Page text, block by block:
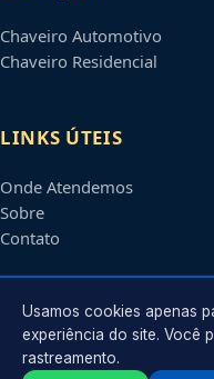
Chaveiro Automotivo
Chaveiro Residencial
LINKS ÚTEIS
Onde Atendemos
Sobre
Contato
CONTATO
Atendimento em
Usamos cookies apenas
experiência do site. Você
rastreamento.